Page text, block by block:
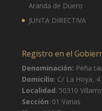
Aranda de Duero
JUNTA DIRECTIVA
Registro en el
Denominación: Peña
Domicilio: C/ La Hoya, 4
Localidad: 50310
Sección: 01 Varias